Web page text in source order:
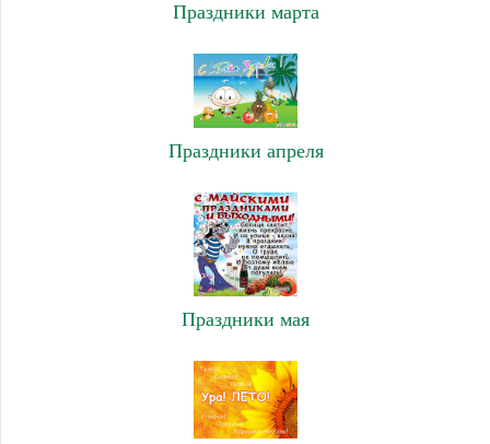
Праздники марта
Праздники апреля
Праздники мая